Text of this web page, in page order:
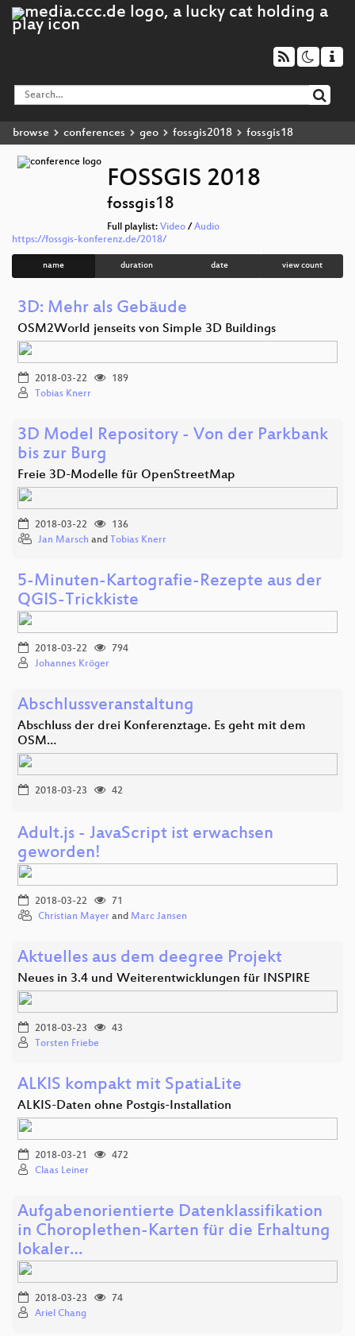
browse conferences geo fossgis2018 fossgis18
FOSSGIS 2018
fossgis18
Full playlist: Video / Audio
https://fossgis-konferenz.de/2018/
name duration date view count
3D: Mehr als Gebäude
OSM2World jenseits von Simple 3D Buildings
2018-03-22
189
Tobias Knerr
3D Model Repository - Von der Parkbank
bis zur Burg
Freie 3D-Modelle für OpenStreetMap
2018-03-22
136
Jan Marsch and Tobias Knerr
5-Minuten-Kartografie-Rezepte aus der
QGIS-Trickkiste
2018-03-22
794
Johannes Kröger
Abschlussveranstaltung
Abschluss der drei Konferenztage. Es geht mit dem
OSM…
2018-03-23 42
Adult.js - JavaScript ist erwachsen
geworden!
2018-03-22
71
Christian Mayer and Marc Jansen
Aktuelles aus dem deegree Projekt
Neues in 3.4 und Weiterentwicklungen für INSPIRE
2018-03-23
43
Torsten Friebe
ALKIS kompakt mit SpatiaLite
ALKIS-Daten ohne Postgis-Installation
2018-03-21
472
Claas Leiner
Aufgabenorientierte Datenklassifikation
in Choroplethen-Karten für die Erhaltung
lokaler…
2018-03-23
74
Ariel Chang